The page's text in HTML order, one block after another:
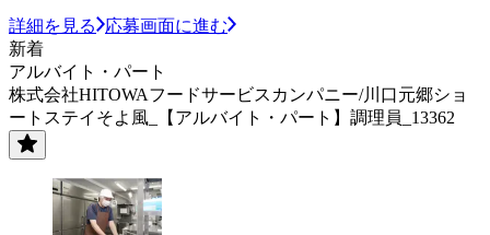
詳細を見る
応募画面に進む
新着
アルバイト・パート
株式会社HITOWAフードサービスカンパニー/川口元郷ショ
ートステイそよ風_【アルバイト・パート】調理員_13362